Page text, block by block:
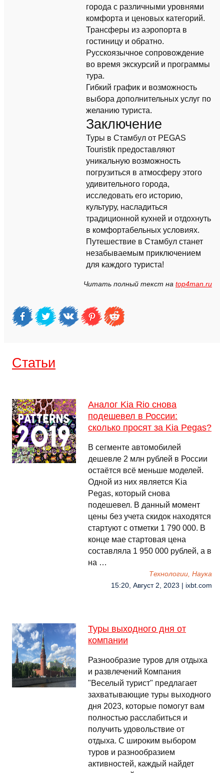
города с различными уровнями
комфорта и ценовых категорий.
Трансферы из аэропорта в
гостиницу и обратно.
Русскоязычное сопровождение
во время экскурсий и программы
тура.
Гибкий график и возможность
выбора дополнительных услуг по
желанию туриста.
Заключение
Туры в Стамбул от PEGAS
Touristik предоставляют
уникальную возможность
погрузиться в атмосферу этого
удивительного города,
исследовать его историю,
культуру, насладиться
традиционной кухней и отдохнуть
в комфортабельных условиях.
Путешествие в Стамбул станет
незабываемым приключением
для каждого туриста!
Читать полный текст на top4man.ru
Cтатьи
Аналог Kia Rio снова
подешевел в России:
сколько просят за Kia Pegas?
В сегменте автомобилей
дешевле 2 млн рублей в России
остаётся всё меньше моделей.
Одной из них является Kia
Pegas, который снова
подешевел. В данный момент
цены без учета скидок находятся
стартуют с отметки 1 790 000. В
конце мае стартовая цена
составляла 1 950 000 рублей, а в
на …
Технологии, Наука
15:20, Август 2, 2023 | ixbt.com
Туры выходного дня от
компании
Разнообразие туров для отдыха
и развлечений Компания
"Веселый турист" предлагает
захватывающие туры выходного
дня 2023, которые помогут вам
полностью расслабиться и
получить удовольствие от
отдыха. С широким выбором
туров и разнообразием
активностей, каждый найдет